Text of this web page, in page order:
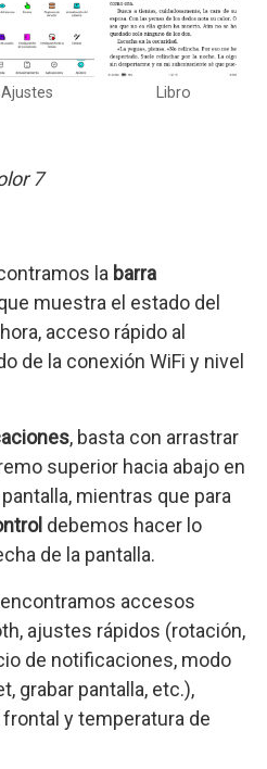
Ajustes Libro
7
la barra
muestra el estado del
acceso rápido al
de la conexión WiFi y nivel
, basta con arrastrar
superior hacia abajo en
mientras que para
debemos hacer lo
de la pantalla.
accesos
ajustes rápidos (rotación,
de notificaciones, modo
grabar pantalla, etc.),
y temperatura de